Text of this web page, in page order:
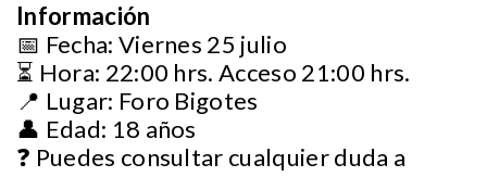
Información
📅 Fecha: Viernes 25 julio
⏳ Hora: 22:00 hrs. Acceso 21:00 hrs.
📍 Lugar: Foro Bigotes
👤 Edad: 18 años
❓ Puedes consultar cualquier duda a